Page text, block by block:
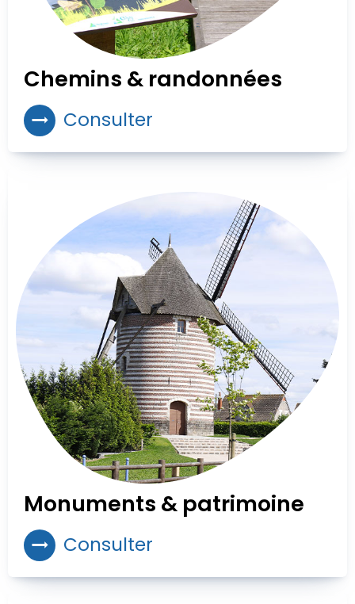
Chemins & randonnées
Consulter
Monuments & patrimoine
Consulter